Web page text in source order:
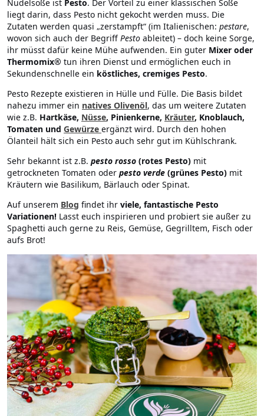
Nudelsoße ist Pesto. Der Vorteil zu einer klassischen Soße
liegt darin, dass Pesto nicht gekocht werden muss. Die
Zutaten werden quasi „zerstampft“ (im Italienischen: pestare,
wovon sich auch der Begriff Pesto ableitet) – doch keine Sorge,
ihr müsst dafür keine Mühe aufwenden. Ein guter Mixer oder
Thermomix® tun ihren Dienst und ermöglichen euch in
Sekundenschnelle ein köstliches, cremiges Pesto.
Pesto Rezepte existieren in Hülle und Fülle. Die Basis bildet
nahezu immer ein natives Olivenöl, das um weitere Zutaten
wie z.B. Hartkäse, Nüsse, Pinienkerne, Kräuter, Knoblauch,
Tomaten und Gewürze ergänzt wird. Durch den hohen
Ölanteil hält sich ein Pesto auch sehr gut im Kühlschrank.
Sehr bekannt ist z.B. pesto rosso (rotes Pesto) mit
getrockneten Tomaten oder pesto verde (grünes Pesto) mit
Kräutern wie Basilikum, Bärlauch oder Spinat.
Auf unserem Blog findet ihr viele, fantastische Pesto
Variationen! Lasst euch inspirieren und probiert sie außer zu
Spaghetti auch gerne zu Reis, Gemüse, Gegrilltem, Fisch oder
aufs Brot!